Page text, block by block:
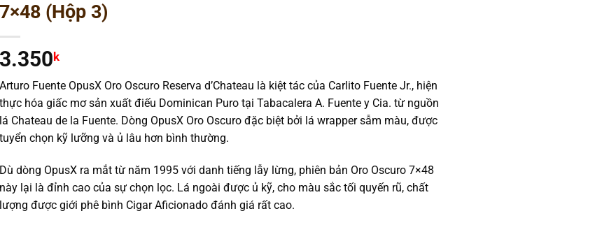
7×48 (Hộp 3)
3.350 k
Arturo Fuente OpusX Oro Oscuro Reserva d’Chateau là kiệt tác của Carlito Fuente Jr., hiện
thực hóa giấc mơ sản xuất điếu Dominican Puro tại Tabacalera A. Fuente y Cia. từ nguồn
lá Chateau de la Fuente. Dòng OpusX Oro Oscuro đặc biệt bởi lá wrapper sẫm màu, được
tuyển chọn kỹ lưỡng và ủ lâu hơn bình thường.
Dù dòng OpusX ra mắt từ năm 1995 với danh tiếng lẫy lừng, phiên bản Oro Oscuro 7×48
này lại là đỉnh cao của sự chọn lọc. Lá ngoài được ủ kỹ, cho màu sắc tối quyến rũ, chất
lượng được giới phê bình Cigar Aficionado đánh giá rất cao.